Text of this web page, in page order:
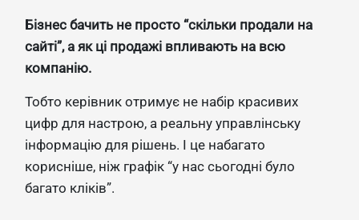
Бізнес бачить не просто “скільки продали на
сайті”, а як ці продажі впливають на всю
компанію.
Тобто керівник отримує не набір красивих
цифр для настрою, а реальну управлінську
інформацію для рішень. І це набагато
корисніше, ніж графік “у нас сьогодні було
багато кліків”.